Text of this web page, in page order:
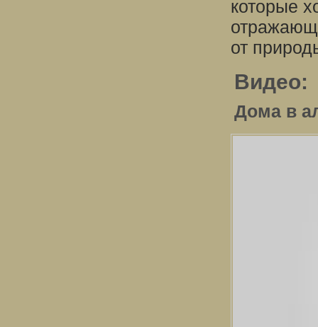
которые
от
Видео:
Дома в